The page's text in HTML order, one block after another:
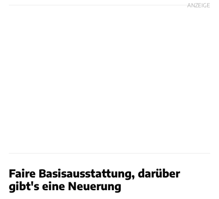
ANZEIGE
Faire Basisausstattung, darüber
gibt's eine Neuerung